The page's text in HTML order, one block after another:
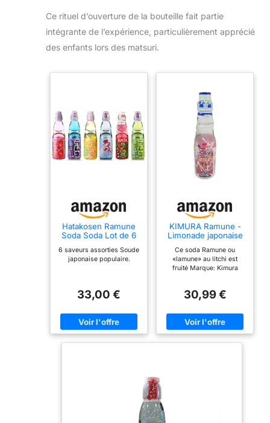
Ce rituel d’ouverture de la bouteille fait partie
intégrante de l’expérience, particulièrement apprécié
des enfants lors des matsuri.
Hatakosen Ramune
Soda Soda Lot de 6
boissons gazeuses
assorties 200 ml
6 saveurs assorties Soude
japonaise populaire.
33,00 €
KIMURA Ramune -
Limonade japonaise
- Original Import
Japon
Ce soda Ramune ou
«lamune» au litchi est
fruité Marque: Kimura
30,99 €